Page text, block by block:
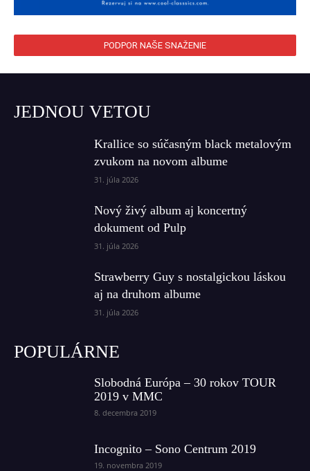
PODPOR NAŠE SNAŽENIE
JEDNOU VETOU
Krallice so súčasným black metalovým
zvukom na novom albume
31. júla 2026
Nový živý album aj koncertný
dokument od Pulp
31. júla 2026
Strawberry Guy s nostalgickou láskou
aj na druhom albume
31. júla 2026
POPULÁRNE
Slobodná Európa – 30 rokov TOUR
2019 v MMC
8. decembra 2019
Incognito – Sono Centrum 2019
19. novembra 2019